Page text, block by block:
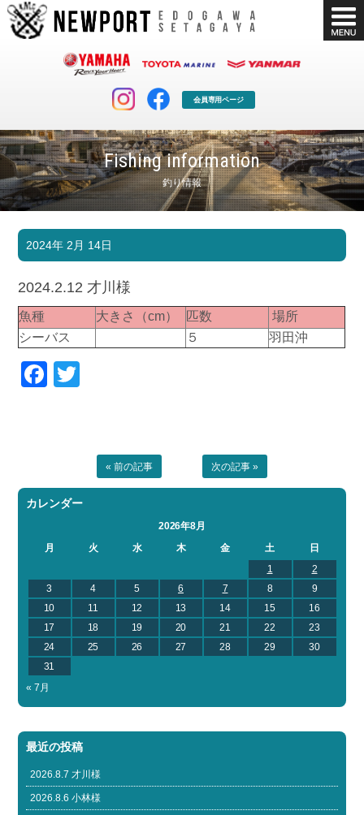
会員専用ページ
Fishing information
釣り情報
マリンクラブ
マリンライフを堪能したい！
ボート販売
ボート免許
長年の実績と信頼！
店舗情報
Shop Info.
公式ブログ
Blog
お問い合わせ
2024年 2月 14日
2024.2.12 才川様
魚種 大きさ（cm） 匹数
場所
シーバス
５ 羽田沖
Facebook
« 前の記事 次の記事 »
カレンダー
2026年8月
月
火 水 木 金 土
日
1
2
3
4 5 6 7 8
9
10
11 12 13 14 15
16
17
18 19 20 21 22
23
24
25 26 27 28 29
30
31
« 7月
最近の投稿
2026.8.7 才川様
2026.8.6 小林様